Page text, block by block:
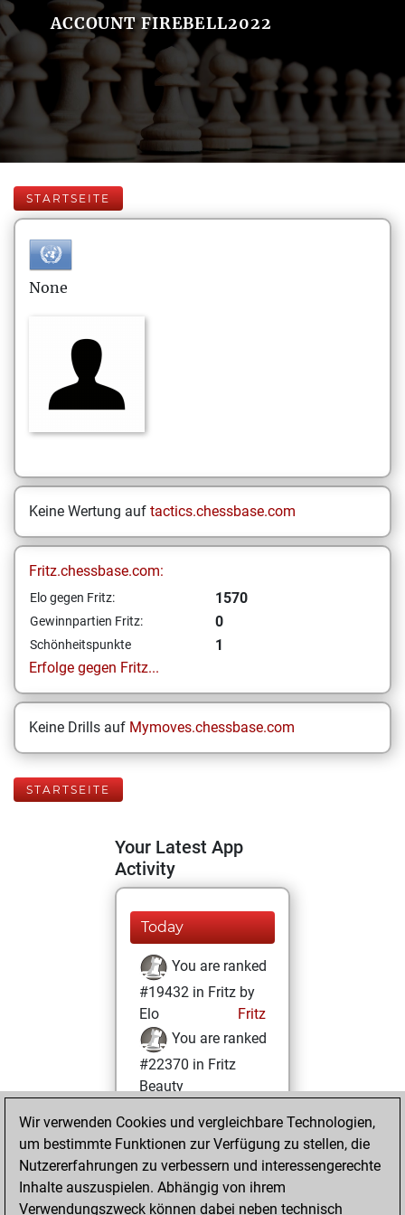
ACCOUNT FIREBELL2022
STARTSEITE
None
Keine Wertung auf tactics.chessbase.com
Fritz.chessbase.com:
Elo gegen Fritz: 1570
Gewinnpartien Fritz: 0
Schönheitspunkte
1
Erfolge gegen Fritz...
Keine Drills auf Mymoves.chessbase.com
STARTSEITE
Your Latest App
Activity
Today
You are ranked
#19432 in Fritz by
Elo
Fritz
You are ranked
#22370 in Fritz
Beauty
Montag,
September 12,
2022
You achieved a
Wir verwenden Cookies und vergleichbare Technologien,
um bestimmte Funktionen zur Verfügung zu stellen, die
Nutzererfahrungen zu verbessern und interessengerechte
Inhalte auszuspielen. Abhängig von ihrem
Verwendungszweck können dabei neben technisch